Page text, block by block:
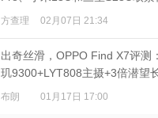
对比
方查理 02月07日 21:34
出奇丝滑，OPPO Find X7评测
玑9300+LYT808主摄+3倍潜望
布朗 01月17日 17:00